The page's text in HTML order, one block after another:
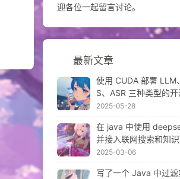
迎各位一起留言讨论。
最新文章
使用 CUDA 部署 LLM
S、ASR 三种类型的开
型
2025-05-28
在 java 中使用
并接入联网搜索和知
2025-03-06
写了一个 Java 中过滤